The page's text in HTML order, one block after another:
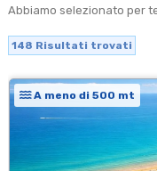
Abbiamo selezionato per
148 Risultati trovati
A meno di 500 mt